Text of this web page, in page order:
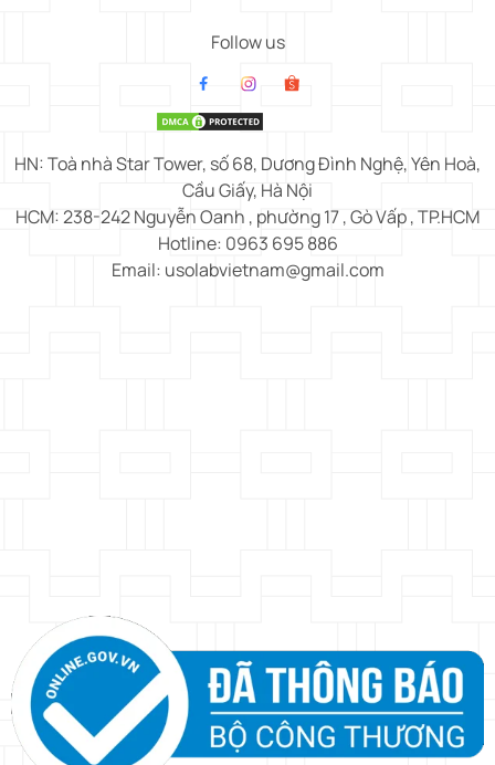
Follow us
HN: Toà nhà Star Tower, số 68, Dương Đình Nghệ, Yên Hoà,
Cầu Giấy, Hà Nội
HCM: 238-242 Nguyễn Oanh , phường 17 , Gò Vấp , TP.HCM
Hotline: 0963 695 886
Email: usolabvietnam@gmail.com